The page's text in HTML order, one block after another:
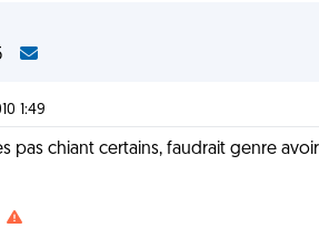
1:49
pas chiant certains, faudrait genre